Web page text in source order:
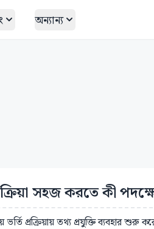
অন্যান্য
সহজ করতে কী
প্রক্রিয়ায় তথ্য প্রযুক্তি ব্যবহার শুরু